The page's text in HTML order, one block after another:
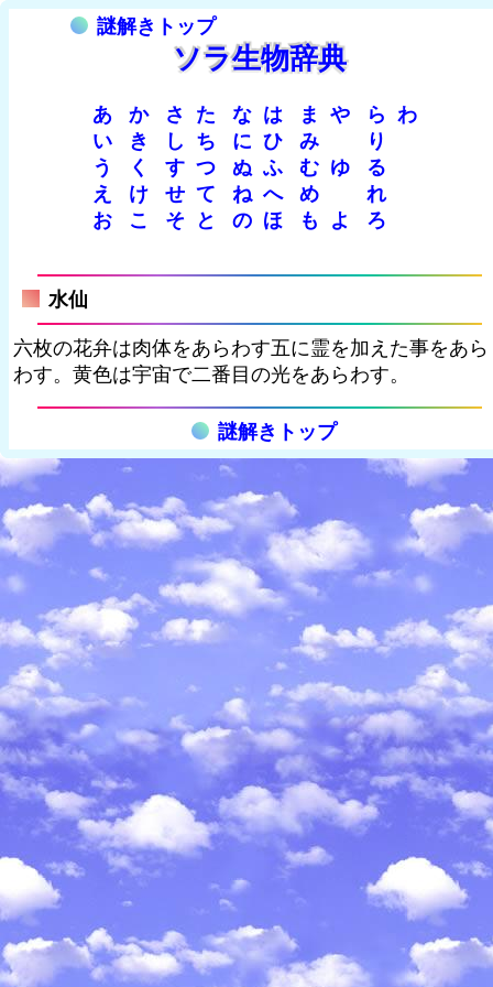
謎解きトップ
ソラ生物辞典
あ か さ た な は ま や ら わ
い
き し ち に ひ み
り
う
く す つ ぬ ふ む ゆ
る
え
け せ て ね へ め
れ
お
こ そ と の ほ も よ ろ
水仙
六枚の花弁は肉体をあらわす五に霊を加えた事をあら
わす。黄色は宇宙で二番目の光をあらわす。
謎解きトップ